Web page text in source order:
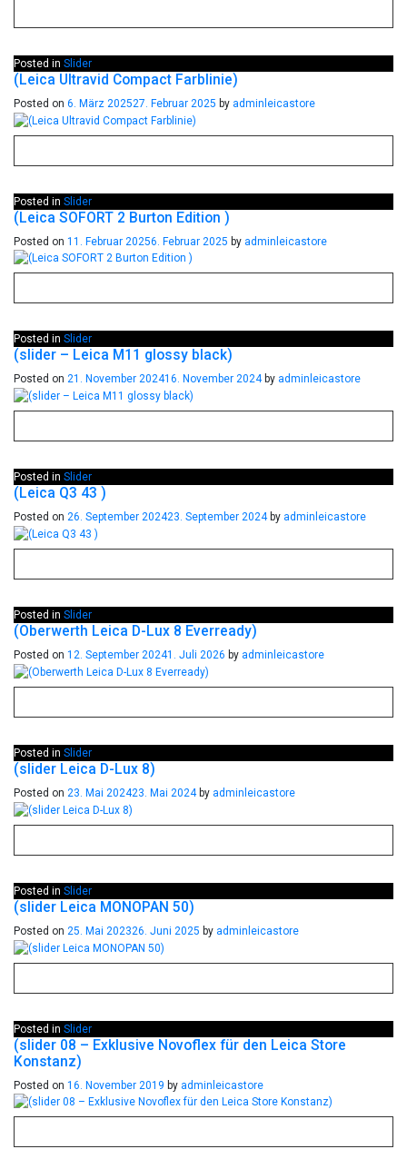
Posted in Slider
(Leica Ultravid Compact Farblinie)
Posted on 6. März 202527. Februar 2025 by adminleicastore
Posted in Slider
(Leica SOFORT 2 Burton Edition )
Posted on 11. Februar 20256. Februar 2025 by adminleicastore
Posted in Slider
(slider – Leica M11 glossy black)
Posted on 21. November 202416. November 2024by adminleicastore
Posted in Slider
(Leica Q3 43 )
Posted on 26. September 202423. September 2024by adminleicastore
Posted in Slider
(Oberwerth Leica D-Lux 8 Everready)
Posted on 12. September 20241. Juli 2026 by adminleicastore
Posted in Slider
(slider Leica D-Lux 8)
Posted on 23. Mai 202423. Mai 2024by adminleicastore
Posted in Slider
(slider Leica MONOPAN 50)
Posted on 25. Mai 202326. Juni 2025 by adminleicastore
Posted in Slider
(slider 08 – Exklusive Novoflex für den Leica Store
Konstanz)
Posted on 16. November 2019 by adminleicastore